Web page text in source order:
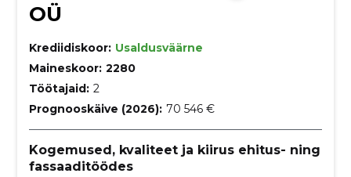
OÜ
Krediidiskoor: Usaldusväärne
Maineskoor: 2280
Töötajaid: 2
Prognooskäive (2026): 70 546 €
Kogemused, kvaliteet ja kiirus ehitus- ning
fassaaditöödes